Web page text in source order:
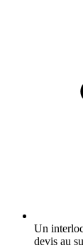
Un
devis au